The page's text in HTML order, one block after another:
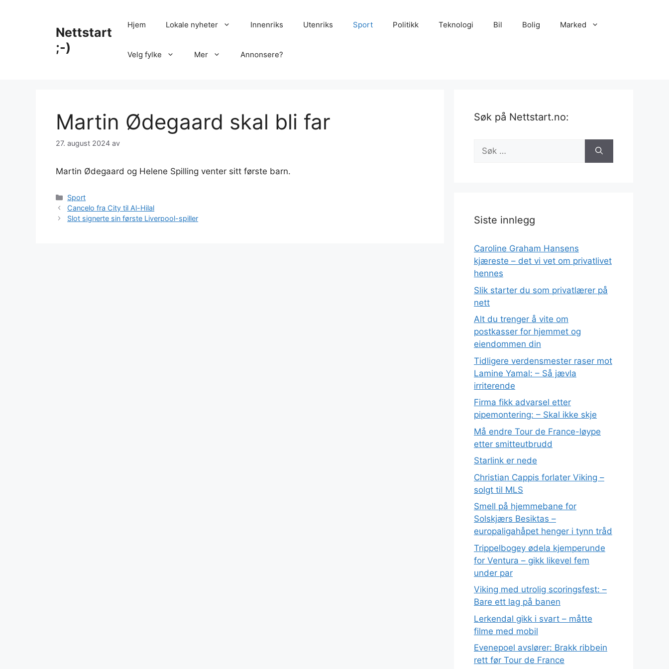
Nettstart
;-)
Hjem Lokale nyheter Innenriks Utenriks Sport Politikk Teknologi Bil Bolig Marked
Velg fylke Mer Annonsere?
Martin Ødegaard skal bli far
27. august 2024 av
Martin Ødegaard og Helene Spilling venter sitt første barn.
Kategorier
Sport
Cancelo fra City til Al-Hilal
Slot signerte sin første Liverpool-spiller
Søk på Nettstart.no:
Søk
etter:
Siste innlegg
Caroline Graham Hansens
kjæreste – det vi vet om privatlivet
hennes
Slik starter du som privatlærer på
nett
Alt du trenger å vite om
postkasser for hjemmet og
eiendommen din
Tidligere verdensmester raser mot
Lamine Yamal: – Så jævla
irriterende
Firma fikk advarsel etter
pipemontering: – Skal ikke skje
Må endre Tour de France-løype
etter smitteutbrudd
Starlink er nede
Christian Cappis forlater Viking –
solgt til MLS
Smell på hjemmebane for
Solskjærs Besiktas –
europaligahåpet henger i tynn tråd
Trippelbogey ødela kjemperunde
for Ventura – gikk likevel fem
under par
Viking med utrolig scoringsfest: –
Bare ett lag på banen
Lerkendal gikk i svart – måtte
filme med mobil
Evenepoel avslører: Brakk ribbein
rett før Tour de France